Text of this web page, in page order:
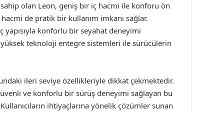
olan Leon, geniş bir iç hacmi ile konforu ön
de pratik bir kullanım imkanı sağlar.
yapısıyla konforlu bir seyahat deneyimi
yüksek teknoloji entegre sistemleri ile sürücülerin
ileri seviye özellikleriyle dikkat çekmektedir.
ve konforlu bir sürüş deneyimi sağlayan bu
ihtiyaçlarına yönelik çözümler sunan